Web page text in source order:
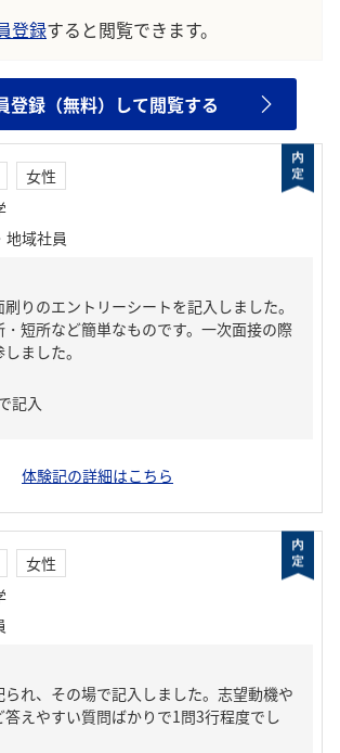
登録すると閲覧できます。
登録（無料）して閲覧する
女性
地域社員
りのエントリーシートを記入しました。
短所など簡単なものです。一次面接の際
ました。
記入
体験記の詳細はこちら
女性
れ、その場で記入しました。志望動機や
えやすい質問ばかりで1問3行程度でし